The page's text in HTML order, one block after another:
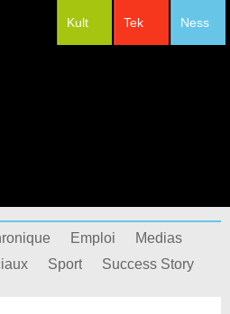
Ness
Tek
Kult
Emploi
Medias
Sport Success Story